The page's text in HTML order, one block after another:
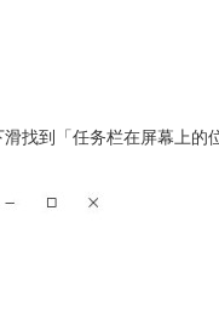
找到「任务栏在屏幕上